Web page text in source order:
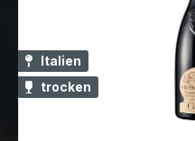
Italien
trocken